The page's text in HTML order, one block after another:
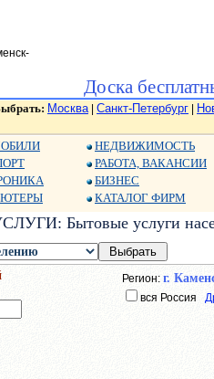
Доска
Москва| Санкт-Петербург
НЕДВИЖИМОСТЬ
РАБОТА, ВАКАНСИИ
БИЗНЕС
КАТАЛОГ ФИРМ
Бытовые услуги
Регион: г.
вся Россия